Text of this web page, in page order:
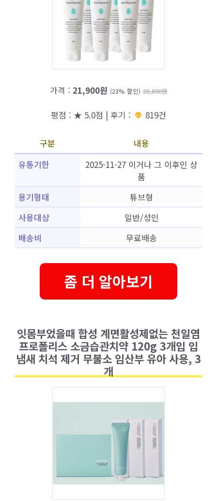
가격 : 21,900원 (23% 할인) 28,800원
평점 : ★ 5.0점 | 후기 : 819건
구분
내용
유통기한
2025-11-27 이거나 그 이후인 상
품
용기형태
튜브형
사용대상
일반/성인
배송비
무료배송
좀 더 알아보기
잇몸부었을때 합성 계면활성제없는 천일염
프로폴리스 소금습관치약 120g 3개입 입
냄새 치석 제거 무불소 임산부 유아 사용, 3
개